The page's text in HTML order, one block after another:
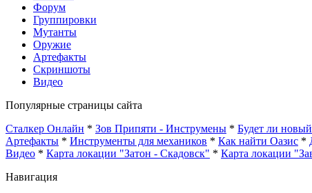
Форум
Группировки
Мутанты
Оружие
Артефакты
Скриншоты
Видео
Популярные страницы сайта
Сталкер Онлайн * Зов Припяти - Инструмены * Будет ли
Артефакты * Инструменты для механиков * Как найти Оазис *
Видео * Карта локации "Затон - Скадовск" * Карта локации
Навигация